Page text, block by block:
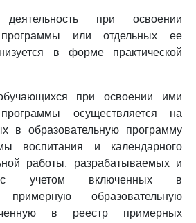
деятельность при освоении
программы или отдельных ее
в форме практической
при освоении ими
программы осуществляется на
в образовательную программу
воспитания и календарного
работы, разрабатываемых и
с учетом включенных в
примерную образовательную
в реестр примерных